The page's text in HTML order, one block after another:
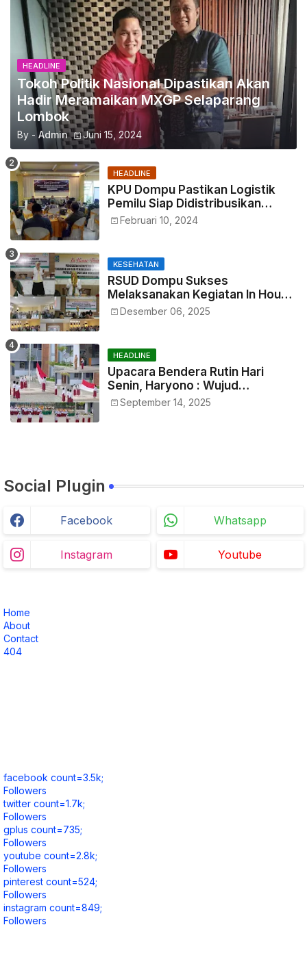
HEADLINE
Tokoh Politik Nasional Dipastikan Akan
Hadir Meramaikan MXGP Selaparang
Lombok
By - Admin Juni 15, 2024
HEADLINE
KPU Dompu Pastikan Logistik
Pemilu Siap Didistribusikan
Tepat Waktu
Februari 10, 2024
KESEHATAN
RSUD Dompu Sukses
Melaksanakan Kegiatan In House
Training Petugas
Desember 06, 2025
HEADLINE
Upacara Bendera Rutin Hari
Senin, Haryono : Wujud
Menumbuhkan Rasa
Nasionalisme Sejak Dini
September 14, 2025
Social Plugin
Facebook Whatsapp
Instagram Youtube
Home
About
Contact
404
facebook count=3.5k;
Followers
twitter count=1.7k;
Followers
gplus count=735;
Followers
youtube count=2.8k;
Followers
pinterest count=524;
Followers
instagram count=849;
Followers